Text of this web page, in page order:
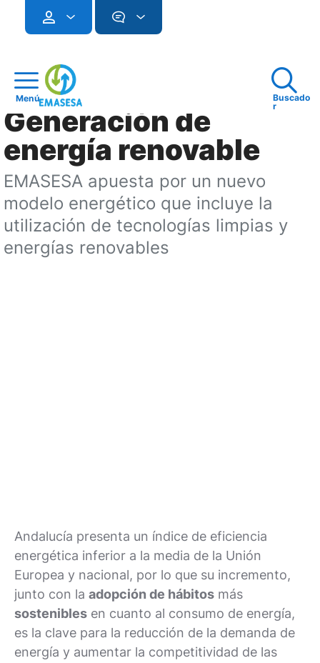
Menú
Buscado
r
Generación de
energía renovable
EMASESA apuesta por un nuevo
modelo energético que incluye la
utilización de tecnologías limpias y
energías renovables
Andalucía presenta un índice de eficiencia
energética inferior a la media de la Unión
Europea y nacional, por lo que su incremento,
junto con la adopción de hábitos más
sostenibles en cuanto al consumo de energía,
es la clave para la reducción de la demanda de
energía y aumentar la competitividad de las